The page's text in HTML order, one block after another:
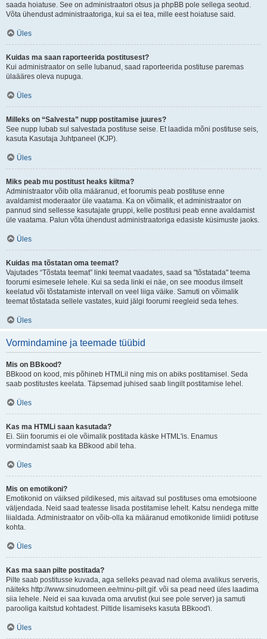
saada hoiatuse. See on administraatori otsus ja phpBB pole sellega seotud.
Võta ühendust administraatoriga, kui sa ei tea, mille eest hoiatuse said.
Üles
Kuidas ma saan raporteerida postitusest?
Kui administraator on selle lubanud, saad raporteerida postituse paremas
ülaääres oleva nupuga.
Üles
Milleks on “Salvesta” nupp postitamise juures?
See nupp lubab sul salvestada postituse seise. Et laadida mõni postituse seis,
kasuta Kasutaja Juhtpaneel (KJP).
Üles
Miks peab mu postitust heaks kiitma?
Administraator võib olla määranud, et foorumis peab postituse enne
avaldamist moderaator üle vaatama. Ka on võimalik, et administraator on
pannud sind sellesse kasutajate gruppi, kelle postitusi peab enne avaldamist
üle vaatama. Palun võta ühendust administraatoriga edasiste küsimuste jaoks.
Üles
Kuidas ma tõstatan oma teemat?
Vajutades “Tõstata teemat” linki teemat vaadates, saad sa "tõstatada" teema
foorumi esimesele lehele. Kui sa seda linki ei näe, on see moodus ilmselt
keelatud või tõstatamiste intervall on veel liiga väike. Samuti on võimalik
teemat tõstatada sellele vastates, kuid jälgi foorumi reegleid seda tehes.
Üles
Vormindamine ja teemade tüübid
Mis on BBkood?
BBkood on kood, mis põhineb HTMLil ning mis on abiks postitamisel. Seda
saab postitustes keelata. Täpsemad juhised saab lingilt postitamise lehel.
Üles
Kas ma HTMLi saan kasutada?
Ei. Siin foorumis ei ole võimalik postitada käske HTML'is. Enamus
vormindamist saab ka BBkood abil teha.
Üles
Mis on emotikoni?
Emotikonid on väiksed pildikesed, mis aitavad sul postituses oma emotsioone
väljendada. Neid saad teatesse lisada postitamise lehelt. Katsu nendega mitte
liialdada. Administraator on võib-olla ka määranud emotikonide limiidi potituse
kohta.
Üles
Kas ma saan pilte postitada?
Pilte saab postitusse kuvada, aga selleks peavad nad olema avalikus serveris,
näiteks http://www.sinudomeen.ee/minu-pilt.gif. või sa pead need üles laadima
siia lehele. Neid ei saa kuvada oma arvutist (kui see pole server) ja samuti
parooliga kaitstud kohtadest. Piltide lisamiseks kasuta BBkood'i.
Üles